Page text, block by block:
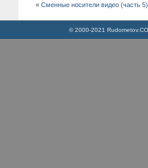
«Сменные носители видео (часть 5)
© 2000-2021